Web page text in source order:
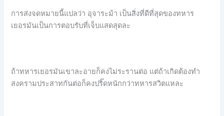
การส่งจดหมายนี้แปลว่า อุจาระม้า เป็นสิ่งที่ดีที่สุดของทหาร
เยอรมันเป็นการตอบรับที่เจ็บแสดสุดละ
ถ้าทหารเยอรมันเขาละอายก็คงไม่ระรานต่อ แต่ถ้าเกิดต้องทำ
สงครามประสาทกันต่อก็คงปริ๊ดหนักกว่าทหารสวิตแหละ